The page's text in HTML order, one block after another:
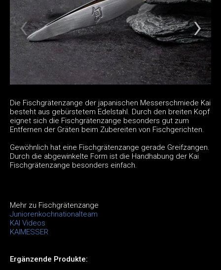
Die Fischgrätenzange der japanischen Messerschmiede Kai
besteht aus gebürstetem Edelstahl. Durch den breiten Kopf
eignet sich die Fischgrätenzange besonders gut zum
Entfernen der Gräten beim Zubereiten von Fischgerichten.
Gewöhnlich hat eine Fischgrätenzange gerade Greifzangen.
Durch die abgewinkelte Form ist die Handhabung der Kai
Fischgrätenzange besonders einfach.
Mehr zu Fischgrätenzange
Juniorenkochnationalteam
KAI Videos
KAIMESSER
Ergänzende Produkte: